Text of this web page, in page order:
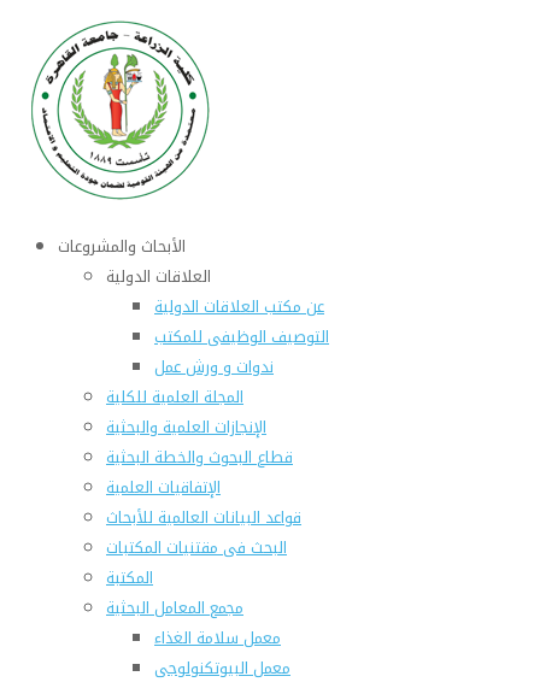
الأبحاث والمشروعات
العلاقات الدولية
عن مكتب العلاقات الدولية
التوصيف الوظيفى للمكتب
ندوات و ورش عمل
المجلة العلمية للكلية
الإنجازات العلمية والبحثية
قطاع البحوث والخطة البحثية
الإتفاقيات العلمية
قواعد البيانات العالمية للأبحاث
البحث فى مقتنيات المكتبات
المكتبة
مجمع المعامل البحثية
معمل سلامة الغذاء
معمل البيوتكنولوجى